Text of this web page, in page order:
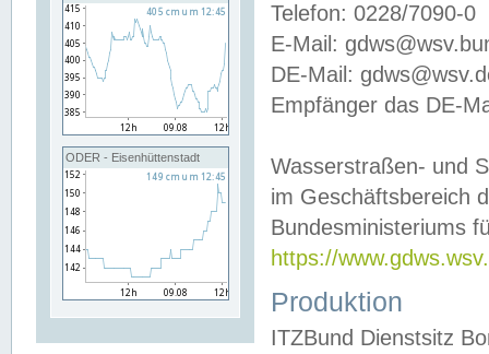
ODER - Eisenhüttenstadt
Telefon: 0228/7090-0
E-Mail:
DE-Mail:
Empfänger das DE-
Wasserstraßen- und
im Geschäftsbereich
Bundesministeriums
https://
Produktion
ITZBund Dienstsitz